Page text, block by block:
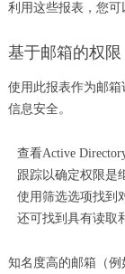
利用这些报表，您可
基于邮箱的权限
使用此报表作为邮
信息安全。
查看Active
跟踪以确定权限是
使用筛选选项找到
还可找到具有读取
知名度高的邮箱（